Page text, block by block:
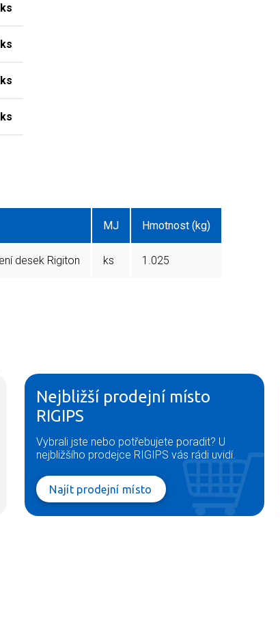
MJ Hmotnost (kg)
desek Rigiton ks 1.025
Nejbližší prodejní místo
RIGIPS
Vybrali jste nebo potřebujete poradit? U
nejbližšího prodejce RIGIPS vás rádi uvidí.
Najít prodejní místo